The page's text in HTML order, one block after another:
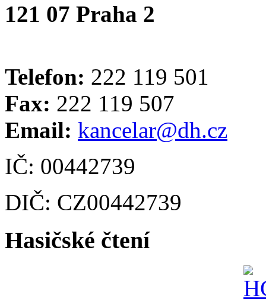
121 07 Praha 2
Telefon: 222 119 501
Fax: 222 119 507
Email: kancelar@dh.cz
IČ: 00442739
DIČ: CZ00442739
Hasičské čtení